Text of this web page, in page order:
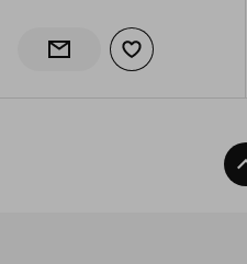
Ενημέρωση διαθεσιμότητας
Προσθήκη στα